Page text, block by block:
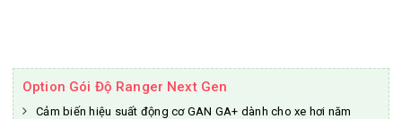
Option Gói Độ Ranger Next Gen
Cảm biến hiệu suất động cơ GAN GA+ dành cho xe hơi năm